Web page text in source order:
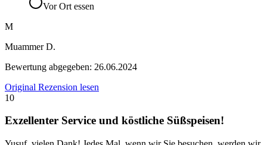
Vor Ort essen
M
Muammer D.
Bewertung abgegeben: 26.06.2024
Original Rezension lesen
10
Exzellenter Service und köstliche Süßspeisen!